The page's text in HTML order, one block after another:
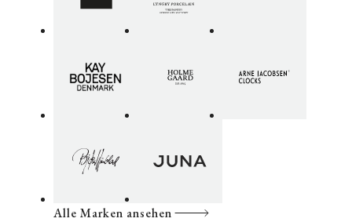
Alle Marken ansehen